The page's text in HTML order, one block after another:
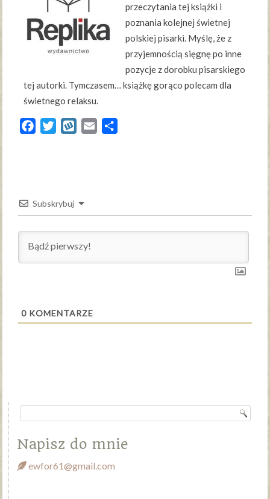
przeczytania tej książki i
poznania kolejnej świetnej
polskiej pisarki. Myślę, że z
przyjemnością sięgnę po inne
pozycje z dorobku pisarskiego
tej autorki. Tymczasem… książkę gorąco polecam dla
świetnego relaksu.
FacebookTwitterWykopEmail
Subskrybuj
0 KOMENTARZE
Napisz do mnie
ewfor61@gmail.com